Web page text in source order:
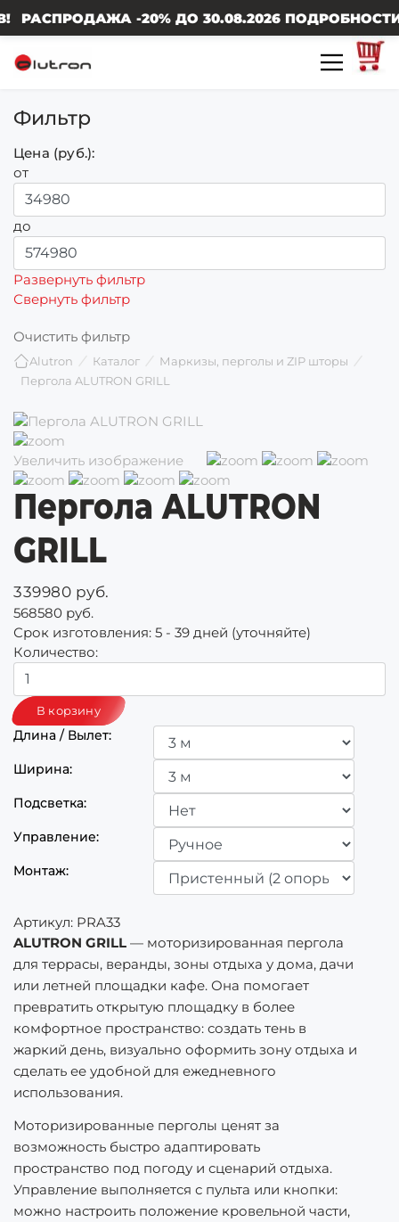
Фильтр
Цена (руб.):
от
до
Развернуть фильтр
Свернуть фильтр
Очистить фильтр
Alutron Каталог
Маркизы, перголы и ZIP шторы
Пергола ALUTRON GRILL
-20% ДО 30.08.2026 ПОДРОБНОСТИ У
Увеличить изображение
Пергола ALUTRON
GRILL
339980 руб.
568580 руб.
Срок изготовления: 5 - 39 дней (уточняйте)
Количество:
Длина / Вылет:
Ширина:
Подсветка:
Управление:
Монтаж:
Артикул: PRA33
ALUTRON GRILL — моторизированная пергола
для террасы, веранды, зоны отдыха у дома, дачи
или летней площадки кафе. Она помогает
превратить открытую площадку в более
комфортное пространство: создать тень в
жаркий день, визуально оформить зону отдыха и
сделать ее удобной для ежедневного
использования.
Моторизированные перголы ценят за
возможность быстро адаптировать
пространство под погоду и сценарий отдыха.
Управление выполняется с пульта или кнопки:
можно настроить положение кровельной части,